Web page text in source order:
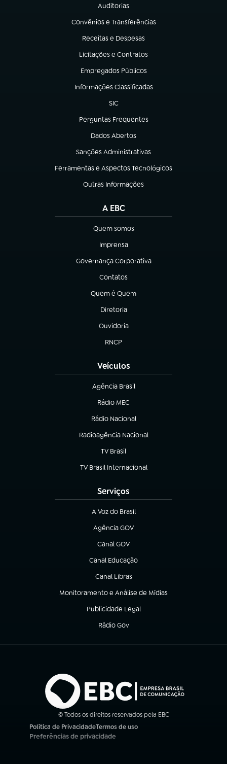
Auditorias
(abre em nova aba)
Convênios e Transferências
(abre em nova aba)
Receitas e Despesas
(abre em nova aba)
Licitações e Contratos
(abre em nova aba)
Empregados Públicos
(abre em nova aba)
Informações Classificadas
(abre em nova aba)
SIC
(abre em nova aba)
Perguntas Frequentes
(abre em nova aba)
Dados Abertos
(abre em nova aba)
Sanções Administrativas
(abre em nova aba)
Ferramentas e Aspectos Tecnológicos
(abre em nova aba)
Outras Informações
(abre em nova aba)
A EBC
Quem somos
(abre em nova aba)
Imprensa
(abre em nova aba)
Governança Corporativa
(abre em nova aba)
Contatos
(abre em nova aba)
Quem é Quem
(abre em nova aba)
Diretoria
(abre em nova aba)
Ouvidoria
(abre em nova aba)
RNCP
(abre em nova aba)
Veículos
Agência Brasil
(abre em nova aba)
Rádio MEC
Rádio Nacional
(abre em nova aba)
Radioagência Nacional
(abre em nova aba)
TV Brasil
(abre em nova aba)
TV Brasil Internacional
(abre em nova aba)
Serviços
A Voz do Brasil
(abre em nova aba)
Agência GOV
(abre em nova aba)
Canal GOV
(abre em nova aba)
Canal Educação
(abre em nova aba)
Canal Libras
(abre em nova aba)
Monitoramento e Análise de Mídias
(abre em nova aba)
Publicidade Legal
(abre em nova aba)
Rádio Gov
(abre em nova aba)
© Todos os direitos reservados pela EBC
Política de Privacidade
(abre em nova aba)
Termos de uso
(abre em nova aba)
Preferências de privacidade